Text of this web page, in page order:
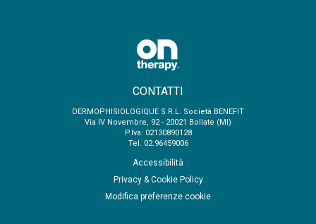
CONTATTI
DERMOPHISIOLOGIQUE S.R.L. Società BENEFIT
Via IV Novembre, 92 - 20021 Bollate (MI)
P.Iva: 02130890128
Tel. 02.96459006
Accessibilità
Privacy & Cookie Policy
Modifica preferenze cookie